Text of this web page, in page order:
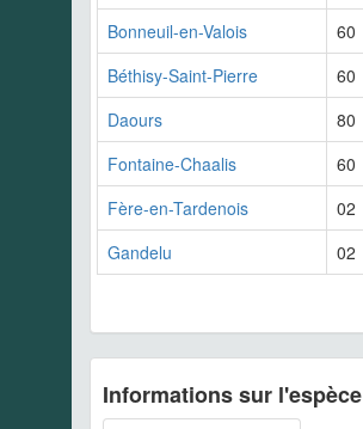
Bonneuil-en-Valois
60
Béthisy-Saint-Pierre
60
Daours
80
Fontaine-Chaalis
60
Fère-en-Tardenois
02
Gandelu
02
Informations sur l'espèce